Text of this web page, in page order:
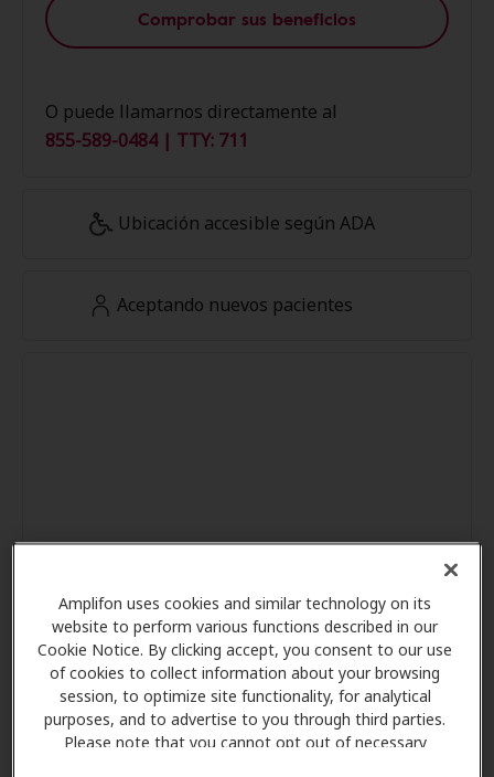
Amplifon uses cookies and similar technology on its
website to perform various functions described in our
Cookie Notice. By clicking accept, you consent to our use
of cookies to collect information about your browsing
session, to optimize site functionality, for analytical
purposes, and to advertise to you through third parties.
Please note that you cannot opt out of necessary
Comprobar sus beneficios
O puede llamarnos directamente al
855-589-0484 | TTY: 711
Ubicación accesible según ADA
Aceptando nuevos pacientes